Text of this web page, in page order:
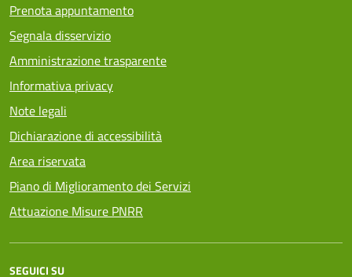
Prenota appuntamento
Segnala disservizio
Amministrazione trasparente
Informativa privacy
Note legali
Dichiarazione di accessibilità
Area riservata
Piano di Miglioramento dei Servizi
Attuazione Misure PNRR
SEGUICI SU